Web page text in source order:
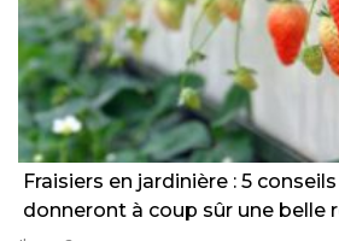
Fraisiers en jardinière : 5
donneront à coup sûr une belle